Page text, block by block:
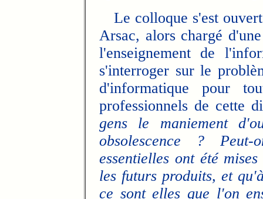
Le colloque s'est
Arsac, alors chargé
l'enseignement de
s'interroger sur le
d'informatique pour
professionnels de cette
gens le maniement
obsolescence ?
essentielles ont été
les futurs produits, et
ce sont elles que l'on